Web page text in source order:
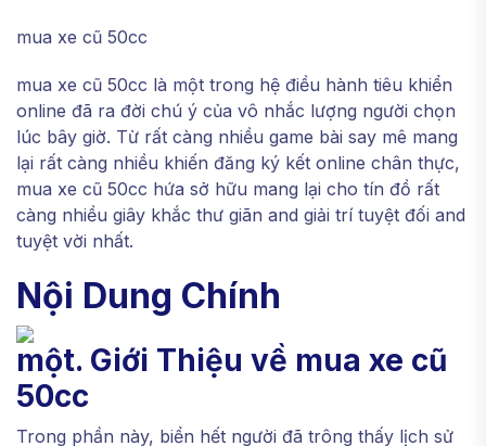
mua xe cũ 50cc
mua xe cũ 50cc là một trong hệ điều hành tiêu khiển
online đã ra đời chú ý của vô nhắc lượng người chọn
lúc bây giờ. Từ rất càng nhiều game bài say mê mang
lại rất càng nhiều khiến đăng ký kết online chân thực,
mua xe cũ 50cc hứa sở hữu mang lại cho tín đồ rất
càng nhiều giây khắc thư giãn and giải trí tuyệt đối and
tuyệt vời nhất.
Nội Dung Chính
một. Giới Thiệu về mua xe cũ
50cc
Trong phần này, biển hết người đã trông thấy lịch sử